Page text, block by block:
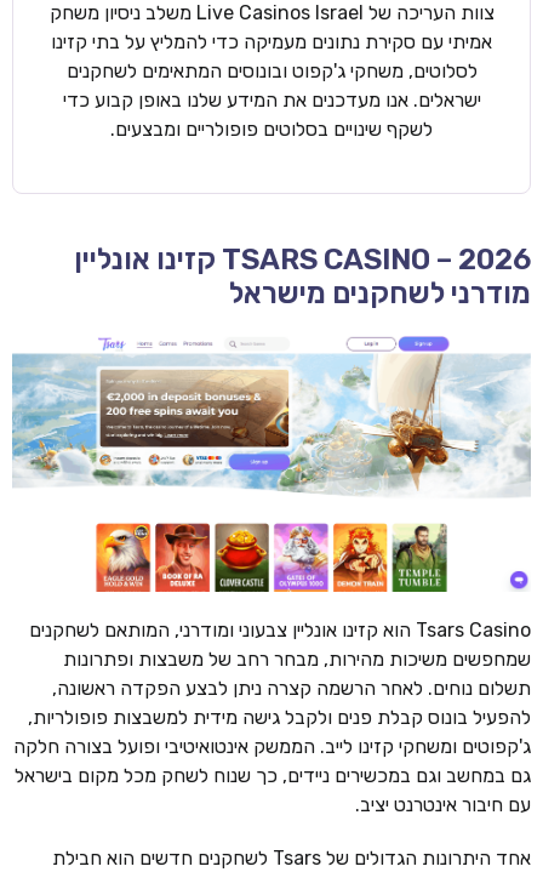
צוות העריכה של Live Casinos Israel משלב ניסיון משחק
אמיתי עם סקירת נתונים מעמיקה כדי להמליץ על בתי קזינו
לסלוטים, משחקי ג'קפוט ובונוסים המתאימים לשחקנים
ישראלים. אנו מעדכנים את המידע שלנו באופן קבוע כדי
לשקף שינויים בסלוטים פופולריים ומבצעים.
TSARS CASINO – 2026 קזינו אונליין
מודרני לשחקנים מישראל
Tsars Casino הוא קזינו אונליין צבעוני ומודרני, המותאם לשחקנים
שמחפשים משיכות מהירות, מבחר רחב של משבצות ופתרונות
תשלום נוחים. לאחר הרשמה קצרה ניתן לבצע הפקדה ראשונה,
להפעיל בונוס קבלת פנים ולקבל גישה מידית למשבצות פופולריות,
ג'קפוטים ומשחקי קזינו לייב. הממשק אינטואיטיבי ופועל בצורה חלקה
גם במחשב וגם במכשירים ניידים, כך שנוח לשחק מכל מקום בישראל
עם חיבור אינטרנט יציב.
אחד היתרונות הגדולים של Tsars לשחקנים חדשים הוא חבילת